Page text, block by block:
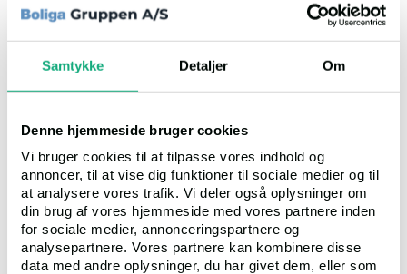
Samtykke Detaljer Om
Denne hjemmeside bruger cookies
Vi bruger cookies til at tilpasse vores indhold og
annoncer, til at vise dig funktioner til sociale medier og til
at analysere vores trafik. Vi deler også oplysninger om
din brug af vores hjemmeside med vores partnere inden
for sociale medier, annonceringspartnere og
analysepartnere. Vores partnere kan kombinere disse
data med andre oplysninger, du har givet dem, eller som
Retten i Aalborg
Tlf
99 68 84 00
Mail
tvang.alb@domstol.dk
Timer
Mandag-fredag 8.30-15.00 Fogedrettens
telefontid er fra kl. 09.00 – 12.00 Skifterettens
telefontid er fra kl. 09.00 – 12.00